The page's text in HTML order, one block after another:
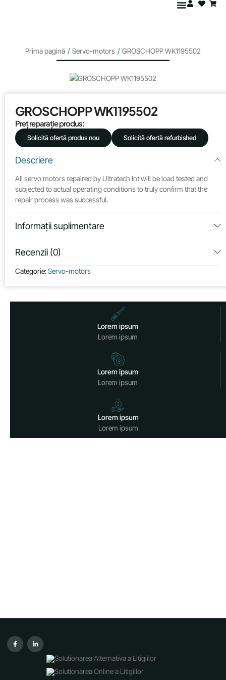
Prima pagină / Servo-motors / GROSCHOPP WK1195502
GROSCHOPP WK1195502
Preț reparație produs:
Solicită ofertă produs nou Solicită ofertă refurbished
Descriere
All servo motors repaired by Ultratech Int will be load tested and
subjected to actual operating conditions to truly confirm that the
repair process was successful.
Informații suplimentare
Recenzii (0)
Categorie:Servo-motors
Lorem ipsum
Lorem ipsum
Lorem ipsum
Lorem ipsum
Lorem ipsum
Lorem ipsum